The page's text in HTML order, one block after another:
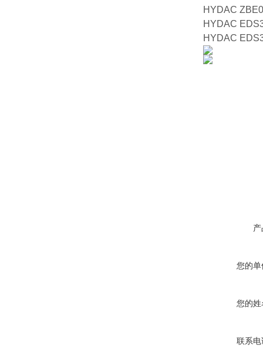
HYDAC
HYDAC
HYDAC
您的
您的
联系